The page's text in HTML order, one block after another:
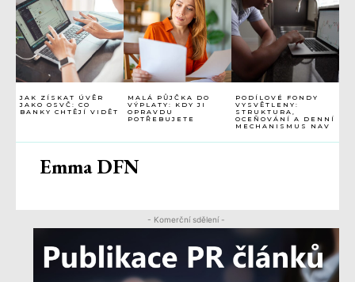
JAK ZÍSKAT ÚVĚR
JAKO OSVČ: CO
BANKY CHTĚJÍ VIDĚT
MALÁ PŮJČKA DO
VÝPLATY: KDY JI
OPRAVDU
POTŘEBUJETE
PODÍLOVÉ FONDY
VYSVĚTLENY:
STRUKTURA,
OCEŇOVÁNÍ A DENNÍ
MECHANISMUS NAV
Emma DFN
- Komerční sdělení -